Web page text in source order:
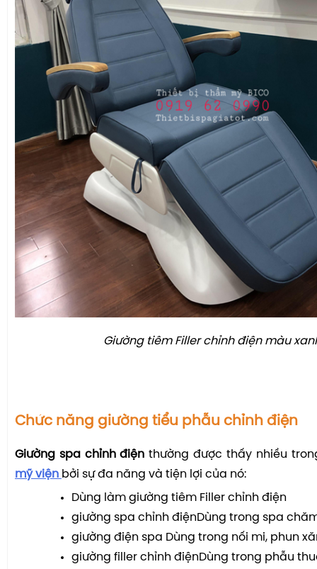
Giường tiêm Filler chỉnh điện màu
Chức năng giường tiểu phẫu chỉnh điện
Giường spa chỉnh điện thường được thấy nhiều
mỹ viện bởi sự đa năng và tiện lợi của nó:
Dùng làm giường tiêm Filler chỉnh điện
giường spa chỉnh điệnDùng trong spa
giường điện spa Dùng trong nối mi, phun
giường filler chỉnh điệnDùng trong phẫu